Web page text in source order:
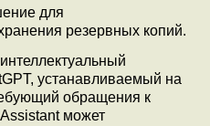
для
резервных копий.
устанавливаемый на
обращения к
может